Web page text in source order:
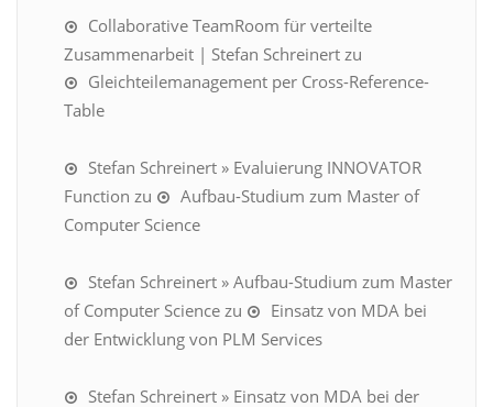
Collaborative TeamRoom für verteilte
Zusammenarbeit | Stefan Schreinert zu
Gleichteilemanagement per Cross-Reference-
Table
Stefan Schreinert » Evaluierung INNOVATOR
Function zu
Aufbau-Studium zum Master of
Computer Science
Stefan Schreinert » Aufbau-Studium zum Master
of Computer Science zu
Einsatz von MDA bei
der Entwicklung von PLM Services
Stefan Schreinert » Einsatz von MDA bei der